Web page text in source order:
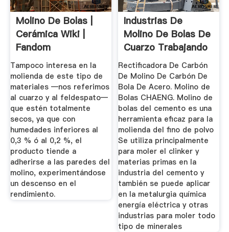
Molino De Bolas |
Cerámica Wiki |
Fandom
Tampoco interesa en la
molienda de este tipo de
materiales —nos referimos
al cuarzo y al feldespato—
que estén totalmente
secos, ya que con
humedades inferiores al
0,3 % ó al 0,2 %, el
producto tiende a
adherirse a las paredes del
molino, experimentándose
un descenso en el
rendimiento.
Industrias De
Molino De Bolas De
Cuarzo Trabajando
En ...
Rectificadora De Carbón
De Molino De Carbón De
Bola De Acero. Molino de
Bolas CHAENG. Molino de
bolas del cemento es una
herramienta eficaz para la
molienda del fino de polvo
Se utiliza principalmente
para moler el clinker y
materias primas en la
industria del cemento y
también se puede aplicar
en la metalurgia química
energía eléctrica y otras
industrias para moler todo
tipo de minerales